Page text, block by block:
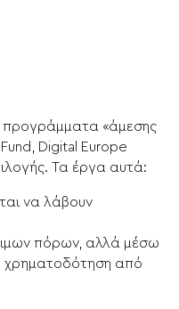
προγράμματα «άμεσης
Digital Europe
Τα έργα αυτά:
να λάβουν
πόρων, αλλά μέσω
χρηματοδότηση από